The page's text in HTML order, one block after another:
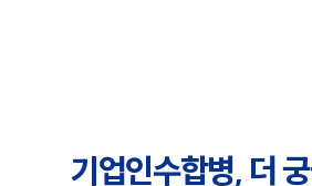
기업인수합병, 더